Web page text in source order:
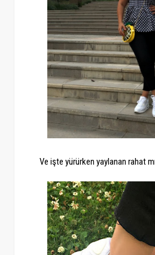
Ve işte yürürken yaylanan rahat